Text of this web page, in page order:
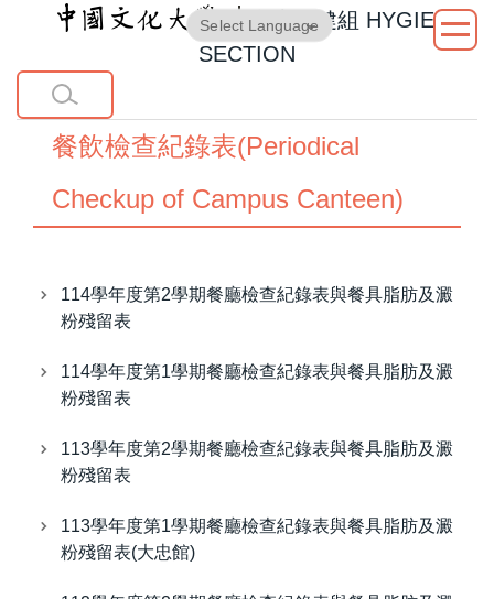
主
內
衛生保健組 HYGIENE
SECTION
Translate
餐飲檢查紀錄表(Periodical
Checkup of Campus Canteen)
114學年度第2學期餐廳檢查紀錄表與餐具脂肪及澱
粉殘留表
114學年度第1學期餐廳檢查紀錄表與餐具脂肪及澱
粉殘留表
113學年度第2學期餐廳檢查紀錄表與餐具脂肪及澱
粉殘留表
113學年度第1學期餐廳檢查紀錄表與餐具脂肪及澱
粉殘留表(大忠館)